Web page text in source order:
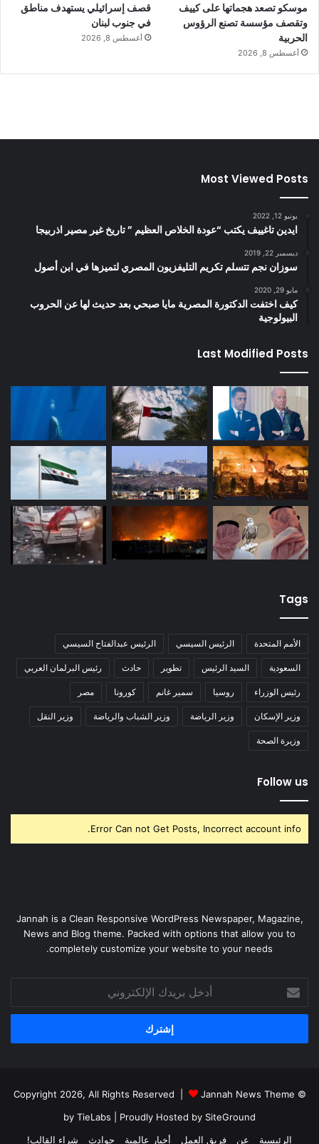
موسكو تصعد هجماتها على كييف
وتقصف مؤسسة تصنع الرؤوس
الحربية
أغسطس 8, 2026
قصف إسرائيلي يستهدف مناطق
في جنوب لبنان
أغسطس 8, 2026
Most Viewed Posts
يونيو 12, 2022
ايدين تاغييف يكتب “عودة الخلاص العظيم ” تاريخ غير مصير اذربيجا
ديسمبر 22, 2019
سوزان نجم تتسلم تكريم التليفزيون المصري لتميزها في ابن أصول
مايو 29, 2020
كيف اختفت الدكتورة المصرية مايا صبحي بعد حديث لها عن الحروب
البيولوجية
Last Modified Posts
Tags
الأمم المتحدة الرئيس السيسي الرئيس عبدالفتاح السيسي
السعودية السيد الرئيس تطوير حادث رئيس البرلمان العربي
رئيس الوزراء روسيا سمير غانم كورونا مصر
وزير الإسكان وزير الرياضة وزير الشباب والرياضة وزير النقل
وزيرة الصحة
Follow us
Error Can not Get Posts, Incorrect account info.
Jannah is a Clean Responsive WordPress Newspaper, Magazine,
News and Blog theme. Packed with options that allow you to
completely customize your website to your needs.
بريدك
الإلكتروني
© Copyright 2026, All Rights Reserved |
Jannah News Theme
by TieLabs | Proudly Hosted by SiteGround
الرئيسية
عن فريق العمل أخبار عالمية حوادث شراء القالب!